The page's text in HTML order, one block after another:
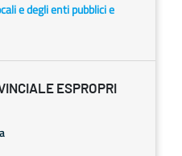
e degli enti pubblici e
ESPROPRI